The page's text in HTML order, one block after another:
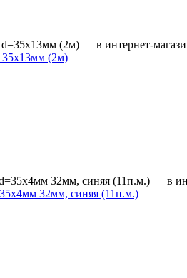
(2м)
32мм, синяя (11п.м.)